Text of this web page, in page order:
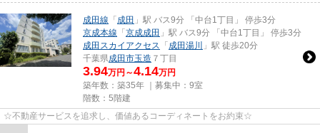
成田線 「成田 」駅 バス9分 「中台1丁目」 停歩3分
京成本線 「京成成田 」駅 バス9分 「中台1丁目」 停歩3分
成田スカイアクセス
「成田湯川
」駅 徒歩20分
千葉県成田市玉造 ７丁目
3.94万円～4.14万円
築年数：築35年 ｜募集中： 9室
階数：5階建
☆不動産サービスを追求し、価値あるコーディネートをお約束☆